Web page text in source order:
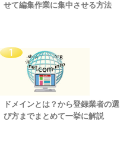
せて編集作業に集中させる方法
ドメインとは？から登録業者の選
び方までまとめて一挙に解説